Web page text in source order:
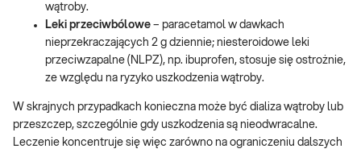
wątroby.
Leki przeciwbólowe – paracetamol w dawkach
nieprzekraczających 2 g dziennie; niesteroidowe leki
przeciwzapalne (NLPZ), np. ibuprofen, stosuje się ostrożnie,
ze względu na ryzyko uszkodzenia wątroby.
W skrajnych przypadkach konieczna może być dializa wątroby lub
przeszczep, szczególnie gdy uszkodzenia są nieodwracalne.
Leczenie koncentruje się więc zarówno na ograniczeniu dalszych